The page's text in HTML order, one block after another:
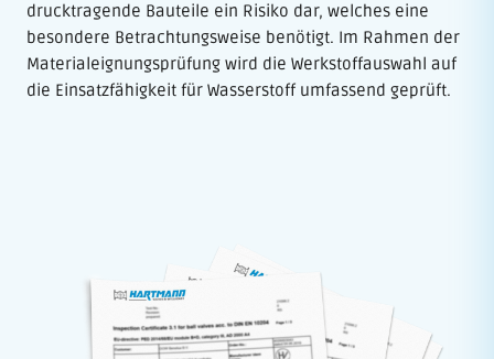
drucktragende Bauteile ein Risiko dar, welches eine
besondere Betrachtungsweise benötigt. Im Rahmen der
Materialeignungsprüfung wird die Werkstoffauswahl auf
die Einsatzfähigkeit für Wasserstoff umfassend geprüft.